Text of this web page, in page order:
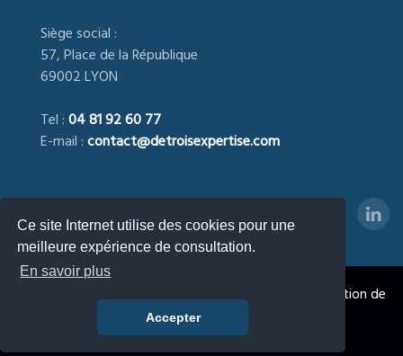
Ce site Internet utilise des cookies pour une
meilleure expérience de consultation.
En savoir plus
Accepter
Siège social :
57, Place de la République
69002 LYON
Tel :04 81 92 60 77
E-mail :contact@detroisexpertise.com
DETROIS EXPERTISE- Expert immobilier agréé, Estimation de
la Valeur Immobilière & Foncière © 2023 - 2026
Création :Division70.com